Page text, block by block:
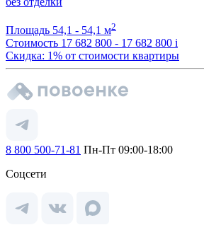
Площадь 54,1 - 54,1 м2
Стоимость 17 682 800 - 17 682 800 i
Скидка: 1% от стоимости квартиры
8 800 500-71-81 Пн-Пт 09:00-18:00
Соцсети